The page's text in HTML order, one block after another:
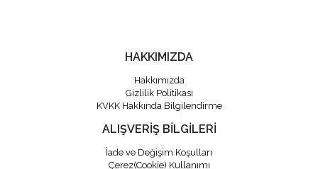
HAKKIMIZDA
Hakkımızda
Gizlilik Politikası
KVKK Hakkında Bilgilendirme
ALIŞVERİŞ BİLGİLERİ
İade ve Değişim Koşulları
Çerez(Cookie) Kullanımı